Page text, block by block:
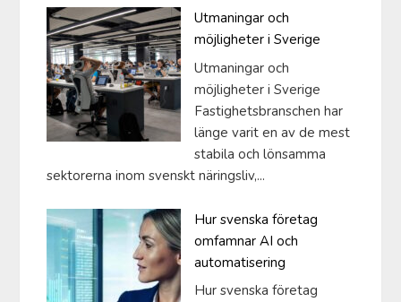
Utmaningar och
möjligheter i Sverige
Utmaningar och
möjligheter i Sverige
Fastighetsbranschen har
länge varit en av de mest
stabila och lönsamma
sektorerna inom svenskt näringsliv,...
Hur svenska företag
omfamnar AI och
automatisering
Hur svenska företag